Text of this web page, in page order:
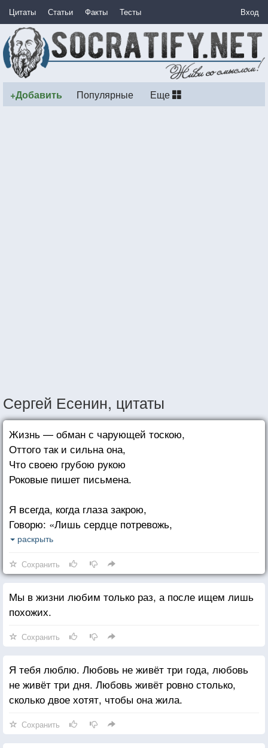
Цитаты Статьи Факты Тесты Вход
+Добавить Популярные Еще
Сергей Есенин, цитаты
Жизнь — обман с чарующей тоскою,
Оттого так и сильна она,
Что своею грубою рукою
Роковые пишет письмена.
Я всегда, когда глаза закрою,
Говорю: «Лишь сердце потревожь,
Жизнь — обман, но и она порою
Обратись лицом к седому небу,
По луне гадая о судьбе,
Успокойся, смертный, и не требуй
Хорошо в черемуховой вьюге
Думать так, что эта жизнь — стезя
Пусть обманут легкие подруги,
Пусть изменят легкие друзья.
Пусть меня ласкают нежным словом,
раскрыть
Сохранить
Мы в жизни любим только раз, а после ищем лишь
похожих.
Сохранить
Я тебя люблю. Любовь не живёт три года, любовь
не живёт три дня. Любовь живёт ровно столько,
сколько двое хотят, чтобы она жила.
Сохранить